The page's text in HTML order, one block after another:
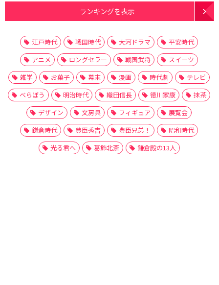
ランキングを表示
江戸時代 戦国時代 大河ドラマ
平安時代
アニメ
ロングセラー 戦国武将
スイーツ
雑学
お菓子 幕末 漫画 時代劇
テレビ
べらぼう
明治時代 織田信長 徳川家康
抹茶
デザイン
文房具 フィギュア
展覧会
鎌倉時代
豊臣秀吉 豊臣兄弟！
昭和時代
光る君へ
葛飾北斎 鎌倉殿の13人